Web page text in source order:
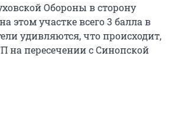
Обороны в сторону
этом участке всего 3 балла в
удивляются, что происходит,
на пересечении с Синопской